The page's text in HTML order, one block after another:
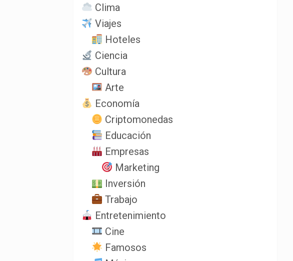
Clima
Viajes
Hoteles
Ciencia
Cultura
Arte
Economía
Criptomonedas
Educación
Empresas
Marketing
Inversión
Trabajo
Entretenimiento
Cine
Famosos